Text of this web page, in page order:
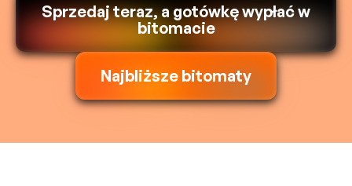
Sprzedaj teraz, a gotówkę wypłać w
bitomacie
Najbliższe bitomaty